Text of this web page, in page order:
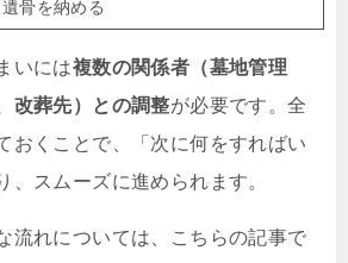
骨を納める
いには複数の関係者（墓地管理
改葬先）との調整が必要です。全
おくことで、「次に何をすればい
、スムーズに進められます。
流れについては、こちらの記事で